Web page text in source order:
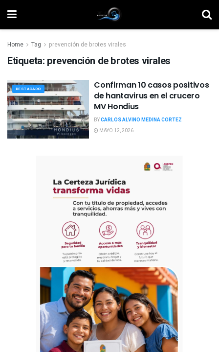
Home Tag prevención de brotes virales
Etiqueta: prevención de brotes virales
DESTACADO
Confirman 10 casos positivos
de hantavirus en el crucero
MV Hondius
BYCARLOS ALVINO MEDINA CORTEZ
MAYO 12, 2026